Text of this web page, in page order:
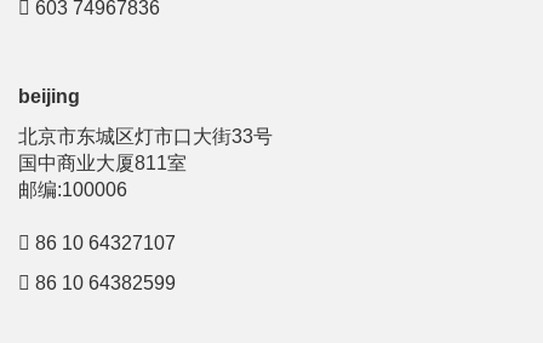
603 74967836
beijing
北京市东城区灯市口大街33号
国中商业大厦811室
邮编:100006
86 10 64327107
86 10 64382599